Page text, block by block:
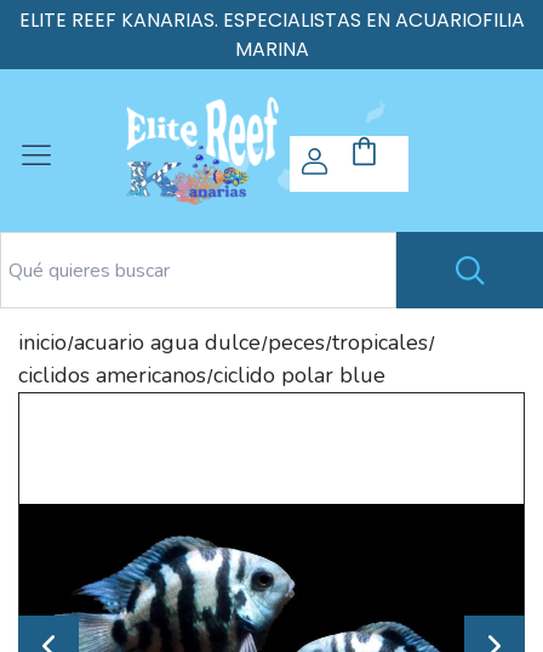
ELITE REEF KANARIAS. ESPECIALISTAS EN ACUARIOFILIA
MARINA
inicio/acuario agua dulce/peces/tropicales/
ciclidos americanos/ciclido polar blue